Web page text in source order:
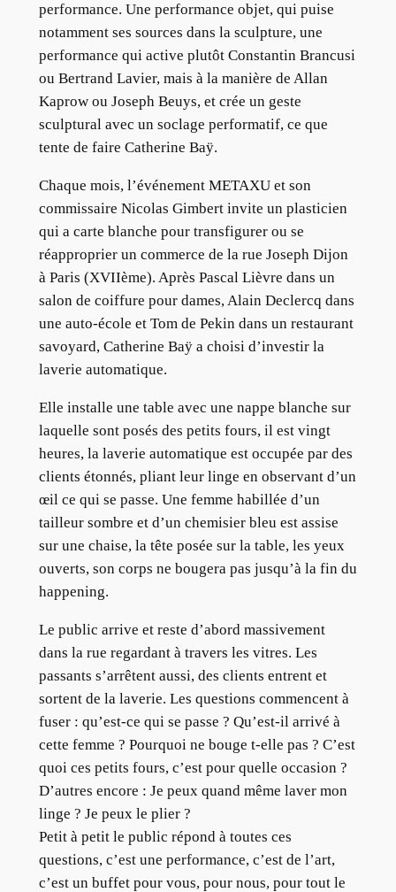
performance. Une performance objet, qui puise
notamment ses sources dans la sculpture, une
performance qui active plutôt Constantin Brancusi
ou Bertrand Lavier, mais à la manière de Allan
Kaprow ou Joseph Beuys, et crée un geste
sculptural avec un soclage performatif, ce que
tente de faire Catherine Baÿ.
Chaque mois, l’événement METAXU et son
commissaire Nicolas Gimbert invite un plasticien
qui a carte blanche pour transfigurer ou se
réapproprier un commerce de la rue Joseph Dijon
à Paris (XVIIème). Après Pascal Lièvre dans un
salon de coiffure pour dames, Alain Declercq dans
une auto-école et Tom de Pekin dans un restaurant
savoyard, Catherine Baÿ a choisi d’investir la
laverie automatique.
Elle installe une table avec une nappe blanche sur
laquelle sont posés des petits fours, il est vingt
heures, la laverie automatique est occupée par des
clients étonnés, pliant leur linge en observant d’un
œil ce qui se passe. Une femme habillée d’un
tailleur sombre et d’un chemisier bleu est assise
sur une chaise, la tête posée sur la table, les yeux
ouverts, son corps ne bougera pas jusqu’à la fin du
happening.
Le public arrive et reste d’abord massivement
dans la rue regardant à travers les vitres. Les
passants s’arrêtent aussi, des clients entrent et
sortent de la laverie. Les questions commencent à
fuser : qu’est-ce qui se passe ? Qu’est-il arrivé à
cette femme ? Pourquoi ne bouge t-elle pas ? C’est
quoi ces petits fours, c’est pour quelle occasion ?
D’autres encore : Je peux quand même laver mon
linge ? Je peux le plier ?
Petit à petit le public répond à toutes ces
questions, c’est une performance, c’est de l’art,
c’est un buffet pour vous, pour nous, pour tout le